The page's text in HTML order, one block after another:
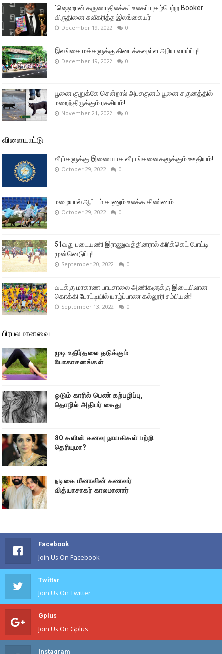
"ஷெஹான் கருணாதிலக்க" உலகப் புகழ்பெற்ற Booker
விருதினை சுவீகரித்த இலங்கையர்
December 19, 2022 0
இலங்கை மக்களுக்கு கிடைக்கவுள்ள அரிய வாய்ப்பு!
December 19, 2022 0
பூனை குறுக்கே சென்றால் அபசகுனம் பூனை சகுனத்தில்
மறைந்திருக்கும் ரகசியம்!
November 21, 2022 0
விளையாட்டு
வீரா்களுக்கு இணையாக வீராங்கனைகளுக்கும் ஊதியம்!
October 29, 2022 0
மழையால் ஆட்டம் காணும் உலக்க கிண்ணம்
October 29, 2022 0
51வது படையணி இராணுவத்தினரால் கிரிக்கெட் போட்டி
முன்னெடுப்பு!
September 20, 2022 0
வடக்கு மாகாண பாடசாலை அணிகளுக்கு இடையிலான
கொக்கி போட்டியில் யாழ்ப்பாண கல்லூரி சம்பியன்!
September 13, 2022 0
பிரபலமானவை
முடி உதிர்தலை தடுக்கும்
யோகாசனங்கள்
ஓடும் காரில் பெண் கற்பழிப்பு,
தொழில் அதிபர் கைது
80 களின் கனவு நாயகிகள் பற்றி
தெரியுமா?
நடிகை மீனாவின் கணவர்
வித்யாசாகர் காலமானார்
Facebook
Join Us On Facebook
Twitter
Join Us On Twitter
Gplus
Join Us On Gplus
Instagram